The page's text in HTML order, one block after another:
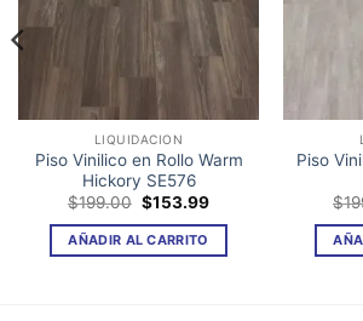
LIQUIDACION
Piso Vinilico en Rollo Warm
Hickory SE576
$199.00 El
precio
original
era:
$153.99El
actual
AÑADIR AL CARRITO
Piso
$